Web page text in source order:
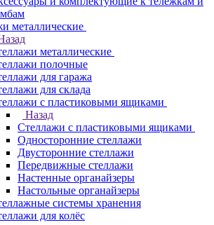
металлические
металлические
полочные
для гаража
для склада
с пластиковыми ящиками
Назад
Стеллажи с пластиковыми ящиками
Односторонние стеллажи
Двусторонние стеллажи
Передвижные стеллажи
Настенные органайзеры
Настольные органайзеры
системы хранения
для колёс